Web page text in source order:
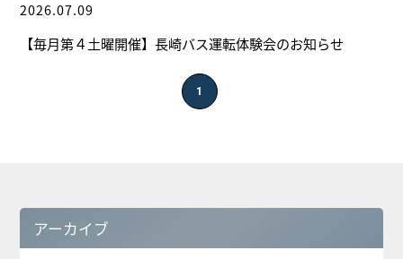
2026.07.09
【毎月第４土曜開催】長崎バス運転体験会のお知らせ
1
アーカイブ